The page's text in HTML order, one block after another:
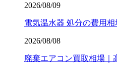
2026/08/09
電気温水器 処分の費用
2026/08/08
廃棄エアコン買取相場｜